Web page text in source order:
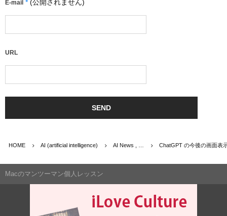
E-mail * (公開されません)
URL
HOME AI (artificial intelligence) AI News , … ChatGPT の今後の画面表
Macのマンツーマン個人レッスン